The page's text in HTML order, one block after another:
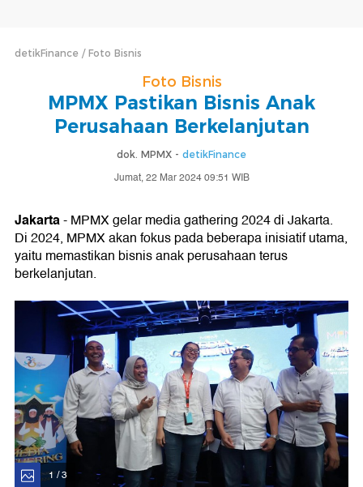
detikFinance Foto Bisnis
Foto Bisnis
MPMX Pastikan Bisnis Anak
Perusahaan Berkelanjutan
dok. MPMX - detikFinance
Jumat, 22 Mar 2024 09:51 WIB
Jakarta- MPMX gelar media gathering 2024 di Jakarta.
Di 2024, MPMX akan fokus pada beberapa inisiatif utama,
yaitu memastikan bisnis anak perusahaan terus
berkelanjutan.
1 / 3